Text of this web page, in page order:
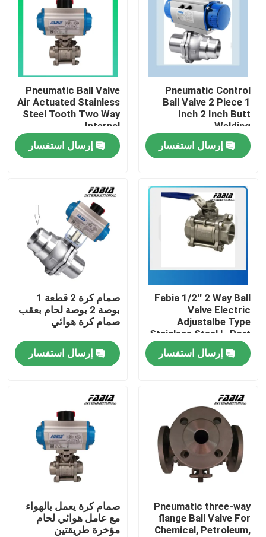
المنزل
المنتجات
فيديوهات
معلومات عنا
جولة في المعمل
اتصل بنا
اطلب اقتباس
صمام الفراشة الهوائي
Pneumatic Control
Ball Valve 2 Piece 1
Inch 2 Inch Butt
Welding
إرسال استفسار
Pneumatic Ball Valve
Air Actuated Stainless
Steel Tooth Two Way
Internal
إرسال استفسار
Fabia 1/2'' 2 Way Ball
Valve Electric
Adjustalbe Type
Stainless Steel L-Port
إرسال استفسار
صمام كرة 2 قطعة 1
بوصة 2 بوصة لحام بعقب
صمام كرة هوائي
إرسال استفسار
Pneumatic three-way
flange Ball Valve For
Chemical, Petroleum,
صمام كرة يعمل بالهواء
مع عامل هوائي لحام
مؤخرة طريقتين